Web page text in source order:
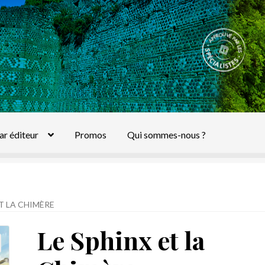
éditeur Promos Qui sommes-nous ?
LA CHIMÈRE
Le Sphinx et la